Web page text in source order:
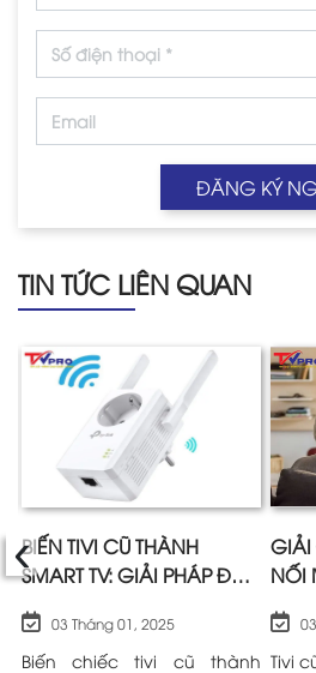
ĐĂNG KÝ
TIN TỨC LIÊN QUAN
BIẾN TIVI CŨ THÀNH
SMART TV: GIẢI PHÁP ĐẦU
HIỆU QUẢ
03 Tháng 01, 2025
Biến chiếc tivi cũ thành
GIẢI
NỐI
Tivi
‹